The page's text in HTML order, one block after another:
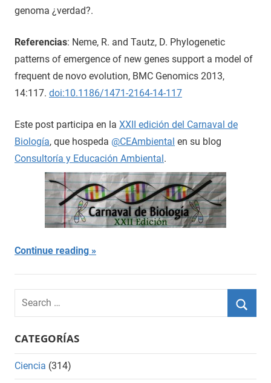
genoma ¿verdad?.
Referencias: Neme, R. and Tautz, D. Phylogenetic
patterns of emergence of new genes support a model of
frequent de novo evolution, BMC Genomics 2013,
14:117. doi:10.1186/1471-2164-14-117
Este post participa en la XXII edición del Carnaval de
Biología, que hospeda @CEAmbiental en su blog
Consultoría y Educación Ambiental.
Continue reading
Search
for:
CATEGORÍAS
Ciencia (314)